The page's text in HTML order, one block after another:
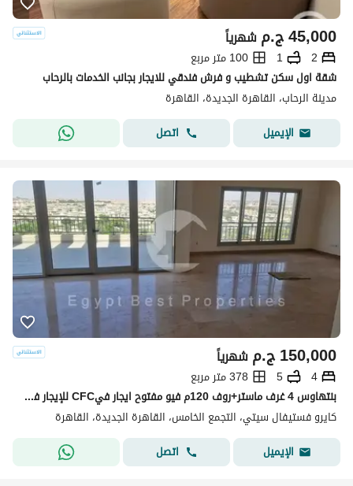
ج.م45,000 شهرياً
2
1
100 متر مربع
شقة اول سكن تشطيب و فرش فندقي للايجار بجانب الخدمات بالرحاب
مدينة الرحاب، القاهرة الجديدة، القاهرة
الإيميل
اتصل
ج.م150,000 شهرياً
4
5
378 متر مربع
بنتهاوس 4 غرف ماستر+روف 120م فيو مفتوح ايجار فيCFC للإيجار في كمبوند كايرو فستيفال سيتي
كايرو فستيفال سيتي، التجمع الخامس، القاهرة الجديدة، القاهرة
الإيميل
اتصل